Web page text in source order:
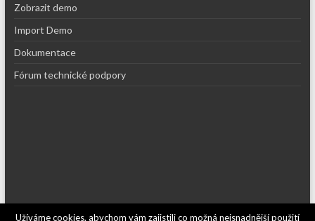
Zobrazit demo
Import Demo
Dokumentace
Fórum technické podpory
Užíváme cookies, abychom vám zajistili co možná nejsnadnější použití